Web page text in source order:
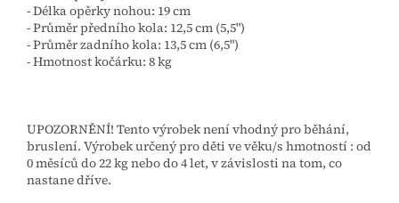
- Délka opěrky nohou: 19 cm
- Průměr předního kola: 12,5 cm (5,5")
- Průměr zadního kola: 13,5 cm (6,5")
- Hmotnost kočárku: 8 kg
UPOZORNĚNÍ! Tento výrobek není vhodný pro běhání,
bruslení. Výrobek určený pro děti ve věku/s hmotností : od
0 měsíců do 22 kg nebo do 4 let, v závislosti na tom, co
nastane dříve.